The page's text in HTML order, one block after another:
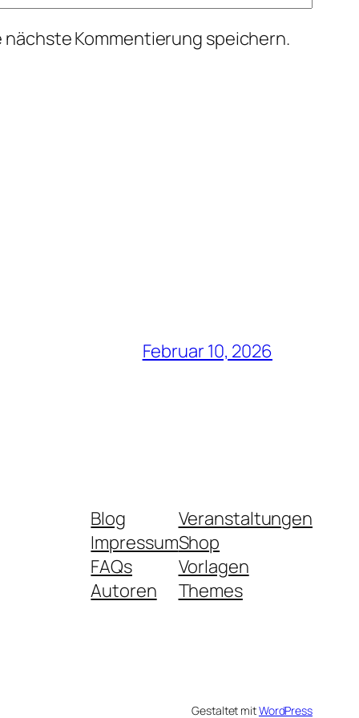
nächste Kommentierung speichern.
Februar 10, 2026
Blog
Impressum
FAQs
Autoren
Veranstaltungen
Shop
Vorlagen
Themes
Gestaltet mitWordPress